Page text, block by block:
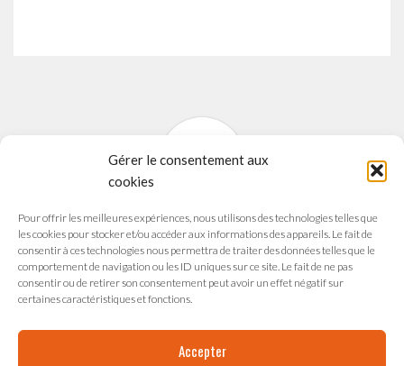
Gérer le consentement aux
cookies
Pour offrir les meilleures expériences, nous utilisons des technologies telles que
les cookies pour stocker et/ou accéder aux informations des appareils. Le fait de
consentir à ces technologies nous permettra de traiter des données telles que le
comportement de navigation ou les ID uniques sur ce site. Le fait de ne pas
consentir ou de retirer son consentement peut avoir un effet négatif sur
certaines caractéristiques et fonctions.
Accepter
SYNAVI
Syndicat National des Arts Vivants
165 avenue du Maréchal de Saxe
69003 LYON